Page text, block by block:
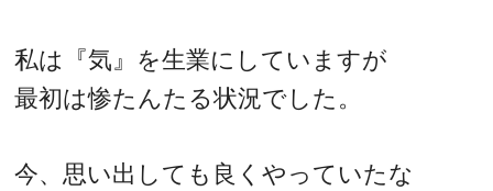
私は『気』を生業にしていますが
最初は惨たんたる状況でした。
今、思い出しても良くやっていたな